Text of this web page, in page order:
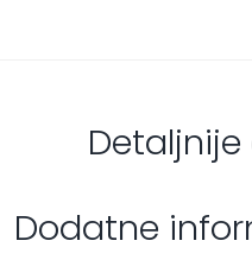
Dodatne